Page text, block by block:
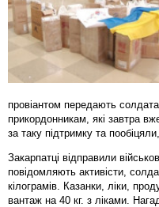
провіантом передають
прикордонникам, які завтра
за таку підтримку та
Закарпатці відправили
повідомляють активісти,
кілограмів. Казанки, ліки,
вантаж на 40 кг. з ліками.